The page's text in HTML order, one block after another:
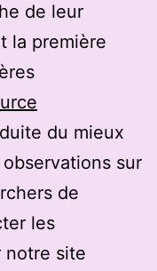
de leur
la première
du mieux
sur
de
les
notre site